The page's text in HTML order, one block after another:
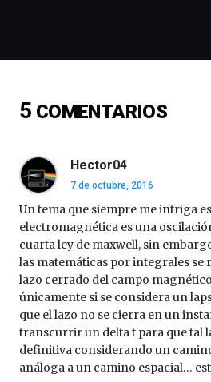
ciencia
de
de
octubre.
La
iniciativa,
organizada
por
Cátedra…
5 COMENTARIOS
Hector04
7 de octubre, 2016
Un tema que siempre me intriga
electromagnética es una
cuarta ley de maxwell, sin
las matemáticas por integrales se
lazo cerrado del campo magnético
únicamente si se considera un
que el lazo no se cierra en un
transcurrir un delta t para que tal
definitiva considerando un
análoga a un camino espacial…